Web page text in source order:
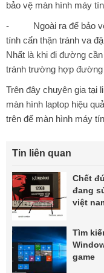
bảo vệ màn hình máy
- Ngoài ra để bảo
tính cẩn thận tránh va
Nhất là khi đi đường
tránh trường hợp
Trên đây chuyên gia tại
màn hình laptop hiệu
trên để màn hình máy
Tin liên quan
Chết
đang
việt
Tìm
game